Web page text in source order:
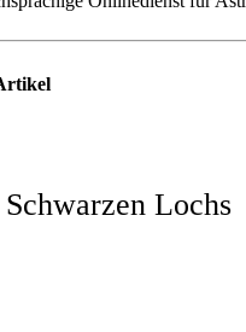
Lochs